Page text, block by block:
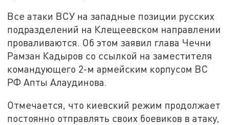
Все атаки ВСУ на западные позиции русских
подразделений на Клещеевском направлении
проваливаются. Об этом заявил глава Чечни
Рамзан Кадыров со ссылкой на заместителя
командующего 2-м армейским корпусом ВС
РФ Апты Алаудинова.
Отмечается, что киевский режим продолжает
постоянно отправлять своих боевиков в атаку,